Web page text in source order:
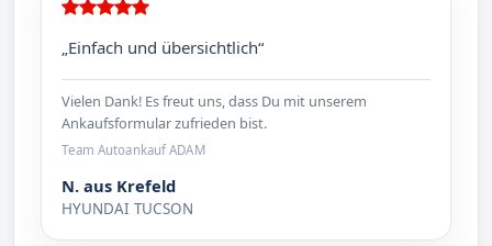
„Einfach und übersichtlich“
Vielen Dank! Es freut uns, dass Du mit unserem
Ankaufsformular zufrieden bist.
Team Autoankauf ADAM
N. aus Krefeld
HYUNDAI TUCSON